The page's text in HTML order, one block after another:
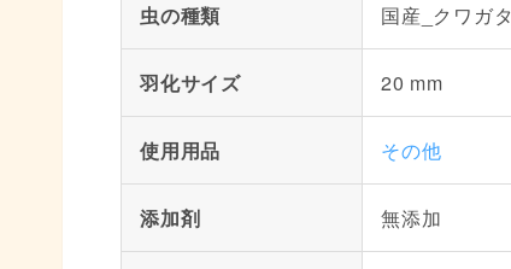
虫の種類 国産_クワガタ
羽化サイズ 20 mm
使用用品 その他
添加剤 無添加